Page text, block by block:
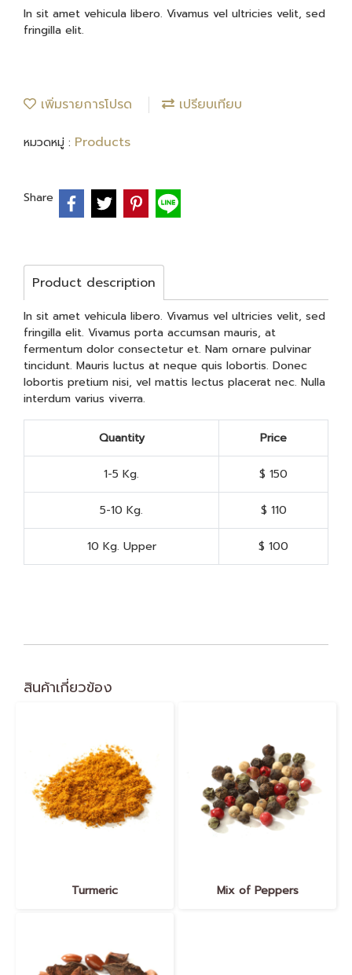
In sit amet vehicula libero. Vivamus vel ultricies velit, sed
fringilla elit.
เพิ่มรายการโปรด เปรียบเทียบ
หมวดหมู่ : Products
Share
Product description
In sit amet vehicula libero. Vivamus vel ultricies velit, sed
fringilla elit. Vivamus porta accumsan mauris, at
fermentum dolor consectetur et. Nam ornare pulvinar
tincidunt. Mauris luctus at neque quis lobortis. Donec
lobortis pretium nisi, vel mattis lectus placerat nec. Nulla
interdum varius viverra.
Quantity Price
1-5 Kg. $ 150
5-10 Kg. $ 110
10 Kg. Upper $ 100
สินค้าเกี่ยวข้อง
Turmeric Mix of Peppers